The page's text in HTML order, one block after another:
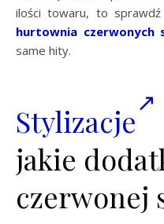
ilości towaru, to
hurtownia czerwonych
same hity.
Stylizacje
jakie
czerwonej